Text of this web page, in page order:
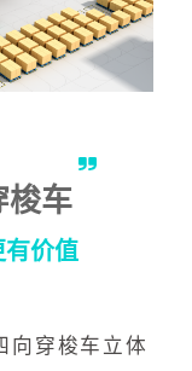
梭车
有价值
向穿梭车立体